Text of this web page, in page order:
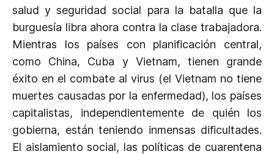
salud y seguridad social para la batalla que la
burguesía libra ahora contra la clase trabajadora.
Mientras los países con planificación central,
como China, Cuba y Vietnam, tienen grande
éxito en el combate al virus (el Vietnam no tiene
muertes causadas por la enfermedad), los países
capitalistas, independientemente de quién los
gobierna, están teniendo inmensas dificultades.
El aislamiento social, las políticas de cuarentena